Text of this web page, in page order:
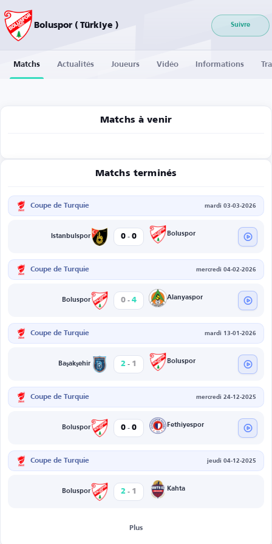
Boluspor ( Türkiye ) Suivre
Matchs Actualités Joueurs Vidéo Informations
Matchs à venir
Matchs terminés
Coupe de Turquie mardi 03-03-2026
Istanbulspor 0 - 0 Boluspor
Coupe de Turquie mercredi 04-02-2026
Boluspor 0 - 4 Alanyaspor
Coupe de Turquie mardi 13-01-2026
Başakşehir 2 - 1 Boluspor
Coupe de Turquie mercredi 24-12-2025
Boluspor 0 - 0 Fethiyespor
Coupe de Turquie jeudi 04-12-2025
Boluspor 2 - 1 Kahta
Plus